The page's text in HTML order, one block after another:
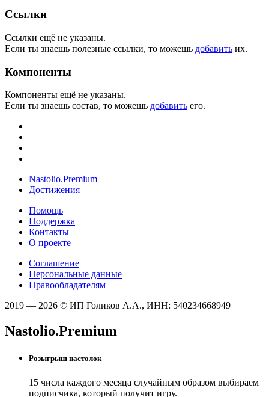
Ссылки
Ссылки ещё не указаны.
Если ты знаешь полезные ссылки, то можешь добавить их.
Компоненты
Компоненты ещё не указаны.
Если ты знаешь состав, то можешь добавить его.
Nastolio.Premium
Достижения
Помощь
Поддержка
Контакты
О проекте
Соглашение
Персональные данные
Правообладателям
2019 — 2026 © ИП Голиков А.А., ИНН: 540234668949
Nastolio.Premium
Розыгрыш настолок
15 числа каждого месяца случайным образом выбираем
подписчика, который получит игру.